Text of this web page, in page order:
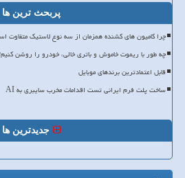
پربحث ترین ها
چرا کامیون های کشنده همزمان از سه نوع لاستیک متفاوت
چه طور با ریموت خاموش و باتری خالی، خودرو را روشن
قابل اعتمادترین برندهای موبایل
ساخت پلت فرم ایرانی تست اقدامات مخرب سایبری به AI
جدیدترین ها